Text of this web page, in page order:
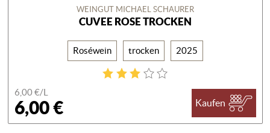
WEINGUT MICHAEL SCHAURER
CUVEE ROSE TROCKEN
Roséwein trocken 2025
6,00 €/L
6,00 € Kaufen